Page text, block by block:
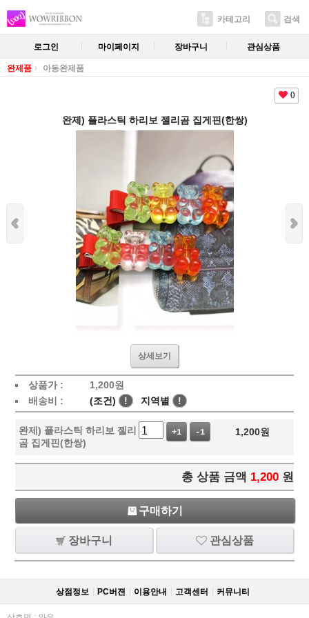
카테고리 검색
로그인 마이페이지 장바구니 관심상품
완제품 아동완제품
0
완제) 플라스틱 하리보 젤리곰 집게핀(한쌍)
상세보기
상품가 : 1,200원
배송비 :
(조건) ! 지역별 !
완제) 플라스틱 하리보 젤리
곰 집게핀(한쌍)
+1 -1 1,200원
총 상품 금액 1,200 원
구매하기
장바구니 관심상품
상점정보 PC버젼 이용안내 고객센터 커뮤니티